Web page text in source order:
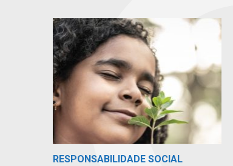
RESPONSABILIDADE SOCIAL